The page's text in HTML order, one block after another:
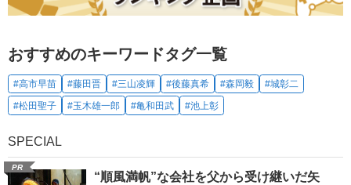
おすすめのキーワードタグ一覧
#高市早苗 #藤田晋 #三山凌輝 #後藤真希 #森岡毅
#城彰二
#松田聖子
#玉木雄一郎 #亀和田武 #池上彰
SPECIAL
PR
“順風満帆”な会社を父から受け継いだ矢